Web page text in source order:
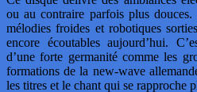
ou au contraire parfois plus
mélodies froides et robotiques
encore écoutables aujourd’hui.
d’une forte germanité comme les
formations de la new-wave
les titres et le chant qui se rapproche